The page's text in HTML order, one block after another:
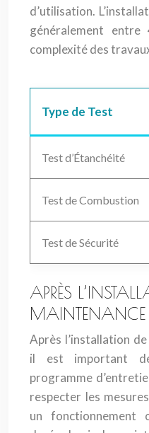
d’utilisation.
généralement
complexité des
Type de Test
Test d’Étanchéité
Test de Combustion
Test de Sécurité
APRÈS
MAINTENANCE
Après l’installation
il est important
programme
respecter les
un fonctionnement